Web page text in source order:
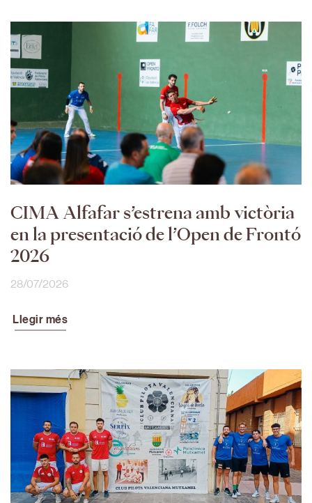
CIMA Alfafar s’estrena amb victòria
en la presentació de l’Open de Frontó
2026
28/07/2026
Llegir més